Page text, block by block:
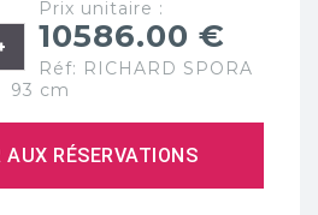
Prix unitaire :
10586.00 €
Réf: RICHARD SPORA
93 cm
RÉSERVATIONS